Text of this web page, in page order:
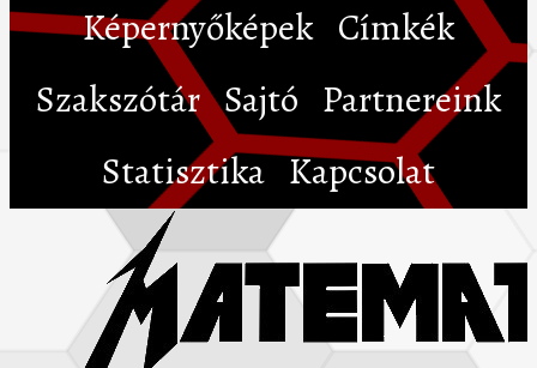
Képernyőképek Címkék
Szakszótár Sajtó Partnereink
Statisztika Kapcsolat